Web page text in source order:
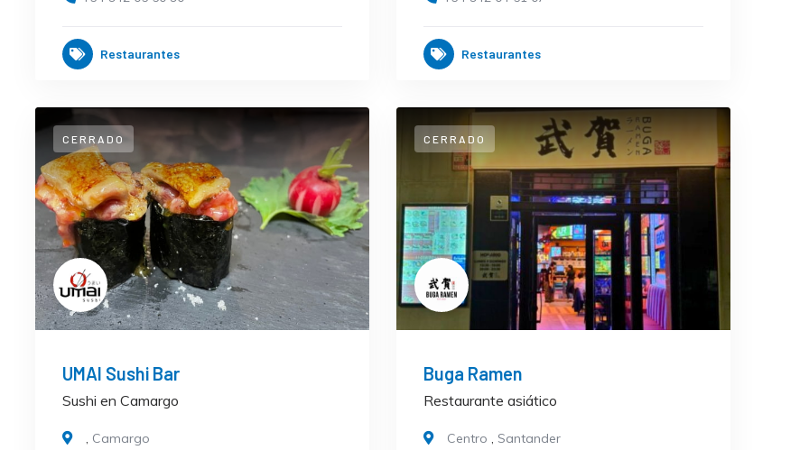
Restaurantes Restaurantes
CERRADO
UMAI Sushi Bar
Sushi en Camargo
, Camargo
CERRADO
Buga Ramen
Restaurante asiático
Centro , Santander